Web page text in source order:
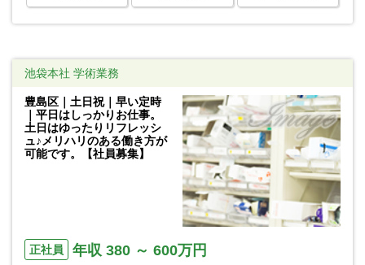
池袋本社 学術業務
豊島区｜土日祝｜早い定時
｜平日はしっかりお仕事。
土日はゆったりリフレッシ
ュ♪メリハリのある働き方が
可能です。【社員募集】
正社員 年収 380 ～ 600万円